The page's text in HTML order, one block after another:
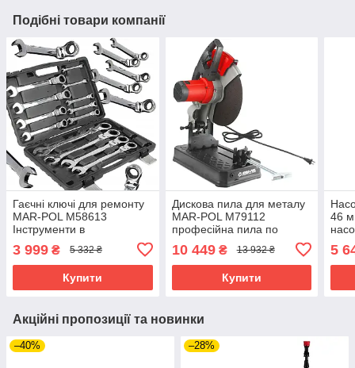
Подібні товари компанії
Гаєчні ключі для ремонту
MAR-POL M58613
Інструменти в
пластиковому кейсі riven
3 999 ₴ 5 332 ₴
Купити
Дискова пила для металу
MAR-POL M79112
професійна пила по
10 449₴ 13 932 ₴
Купити
46
5
Акційні пропозиції та новинки
–40% –28%